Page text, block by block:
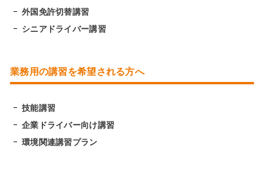
外国免許切替講習
シニアドライバー講習
業務用の講習を希望される方へ
技能講習
企業ドライバー向け講習
環境関連講習プラン